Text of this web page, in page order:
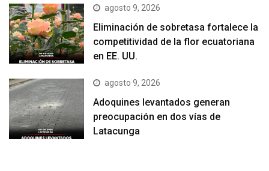
agosto 9, 2026
Eliminación de sobretasa fortalece la
competitividad de la flor ecuatoriana
en EE. UU.
agosto 9, 2026
Adoquines levantados generan
preocupación en dos vías de
Latacunga